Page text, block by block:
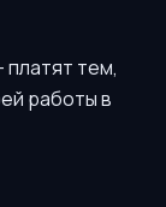
тем,
работы в